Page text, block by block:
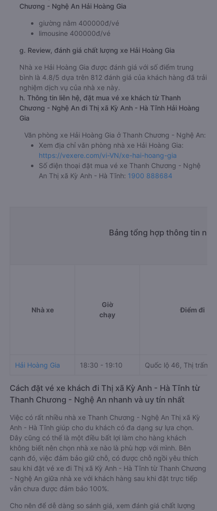
Chương - Nghệ An Hải Hoàng Gia
giường nằm 400000đ/vé
limousine 400000đ/vé
g. Review, đánh giá chất lượng xe Hải Hoàng Gia
Nhà xe Hải Hoàng Gia được đánh giá với số điểm trung
bình là 4.8/5 dựa trên 812 đánh giá của khách hàng đã trải
nghiệm dịch vụ của nhà xe này.
h. Thông tin liên hệ, đặt mua vé xe khách từ Thanh
Chương - Nghệ An đi Thị xã Kỳ Anh - Hà Tĩnh Hải Hoàng
Gia
Văn phòng xe Hải Hoàng Gia ở Thanh Chương - Nghệ An:
Xem địa chỉ văn phòng nhà xe Hải Hoàng Gia:
https://vexere.com/vi-VN/xe-hai-hoang-gia
Số điện thoại đặt mua vé xe Thanh Chương - Nghệ
An Thị xã Kỳ Anh - Hà Tĩnh: 1900 888684
Bảng tổng hợp thông tin
Nhà xe
Giờ
chạy
Điểm đi
Hải Hoàng Gia 18:30 - 19:10 Quốc lộ 46, Thị trấn
Cách đặt vé xe khách đi Thị xã Kỳ Anh - Hà Tĩnh từ
Thanh Chương - Nghệ An nhanh và uy tín nhất
Việc có rất nhiều nhà xe Thanh Chương - Nghệ An Thị xã Kỳ
Anh - Hà Tĩnh giúp cho du khách có đa dạng sự lựa chọn.
Đây cũng có thể là một điều bất lợi làm cho hàng khách
không biết nên chọn nhà xe nào là phù hợp với mình. Bên
cạnh đó, việc đảm bảo giữ chỗ, có được chỗ ngồi yêu thích
sau khi đặt vé xe đi Thị xã Kỳ Anh - Hà Tĩnh từ Thanh Chương
- Nghệ An giữa nhà xe với khách hàng sau khi đặt trực tiếp
vẫn chưa được đảm bảo 100%.
Cho nên để dễ dàng so sánh giá, xem đánh giá chất lượng